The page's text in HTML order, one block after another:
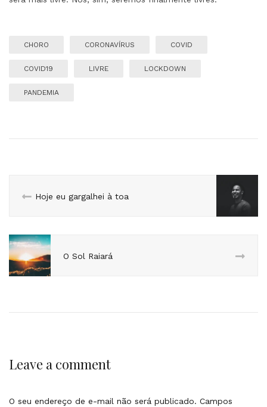
CHORO CORONAVÍRUS COVID
COVID19 LIVRE LOCKDOWN
PANDEMIA
Hoje eu gargalhei à toa
O Sol Raiará
Leave a comment
O seu endereço de e-mail não será publicado. Campos